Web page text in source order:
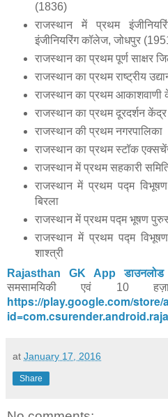
(1836)
राजस्थान में प्रथम
इंजीनियरिंग कॉलेज, जोधपुर
राजस्थान का प्रथम पूर्ण साक्षर
राजस्थान का प्रथम राष्ट्रीय
राजस्थान का प्रथम आकाशवाणी
राजस्थान का प्रथम दूरदर्शन
राजस्थान की प्रथम
राजस्थान का प्रथम स्टॉक
राजस्थान में प्रथम सहकारी
राजस्थान में प्रथम पद्म
बिरला
राजस्थान में प्रथम पद्म भूषण
राजस्थान में प्रथम पद्म
शाश्त्री
Rajasthan GK App
समसामयिकी एवं 10
https://play.google.com/store/
at January 17, 2016
Share